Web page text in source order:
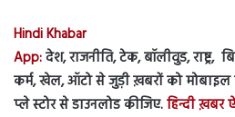
Hindi Khabar
App:देश, राजनीति, टेक, बॉलीवुड, राष्ट्र,
कर्म, खेल, ऑटो से जुड़ी ख़बरों को
प्ले स्टोर से डाउनलोड कीजिए.हिन्दी ख़बर